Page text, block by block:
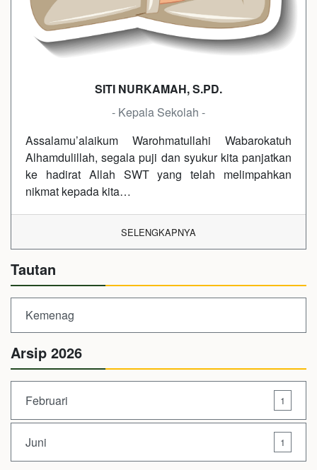
SITI NURKAMAH, S.PD.
- Kepala Sekolah -
Assalamu’alaikum Warohmatullahi Wabarokatuh
Alhamdulillah, segala puji dan syukur kita panjatkan
ke hadirat Allah SWT yang telah melimpahkan
nikmat kepada kita…
SELENGKAPNYA
Tautan
Kemenag
Arsip 2026
Februari 1
Juni 1